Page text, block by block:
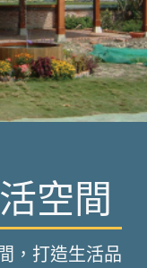
空間
，打造生活品